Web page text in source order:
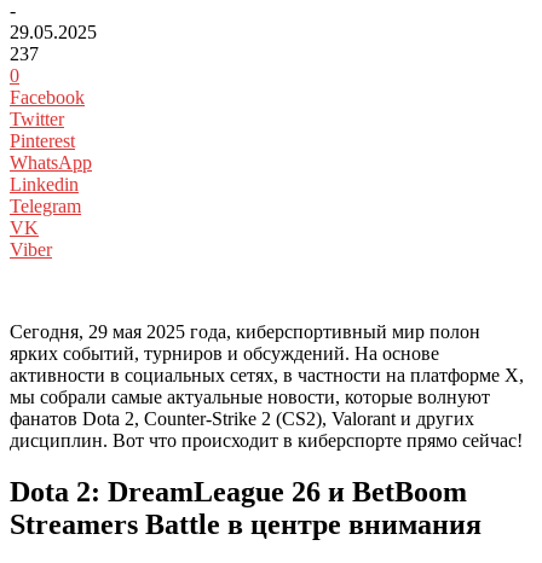
-
29.05.2025
237
0
Facebook
Twitter
Pinterest
WhatsApp
Linkedin
Telegram
VK
Viber
Сегодня, 29 мая 2025 года, киберспортивный мир полон
ярких событий, турниров и обсуждений. На основе
активности в социальных сетях, в частности на платформе X,
мы собрали самые актуальные новости, которые волнуют
фанатов Dota 2, Counter-Strike 2 (CS2), Valorant и других
дисциплин. Вот что происходит в киберспорте прямо сейчас!
Dota 2: DreamLeague 26 и BetBoom
Streamers Battle в центре внимания